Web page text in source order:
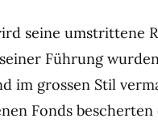
seine umstrittene
Führung
im grossen Stil
Fonds